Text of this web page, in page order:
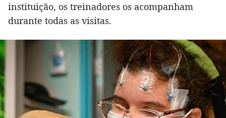
instituição, os treinadores os acompanham
durante todas as visitas.